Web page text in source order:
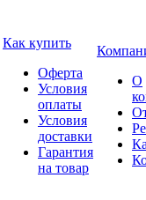
Как купить
Оферта
Условия
оплаты
Условия
доставки
Гарантия
на товар
О